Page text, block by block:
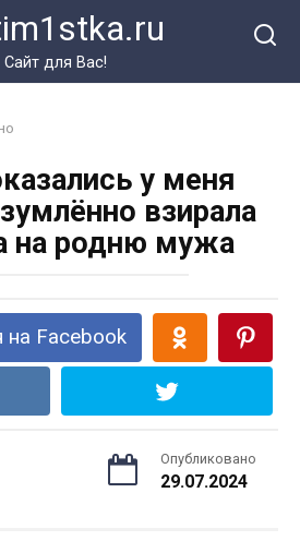
Сайт для Вас!
у меня
взирала
на родню мужа
на Facebook
Опубликовано
29.07.2024